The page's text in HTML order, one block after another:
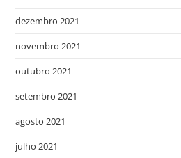
dezembro 2021
novembro 2021
outubro 2021
setembro 2021
agosto 2021
julho 2021